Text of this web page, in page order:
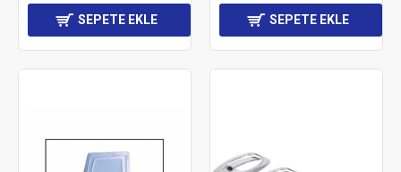
SEPETE EKLE SEPETE EKLE